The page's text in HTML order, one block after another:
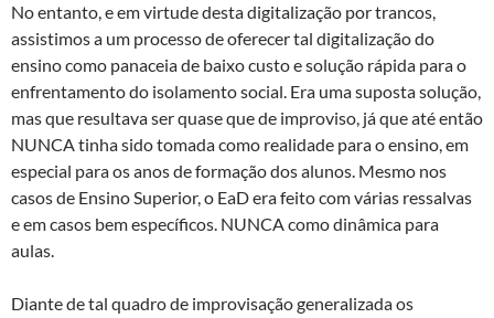
No entanto, e em virtude desta digitalização por trancos,
assistimos a um processo de oferecer tal digitalização do
ensino como panaceia de baixo custo e solução rápida para o
enfrentamento do isolamento social. Era uma suposta solução,
mas que resultava ser quase que de improviso, já que até então
NUNCA tinha sido tomada como realidade para o ensino, em
especial para os anos de formação dos alunos. Mesmo nos
casos de Ensino Superior, o EaD era feito com várias ressalvas
e em casos bem específicos. NUNCA como dinâmica para
aulas.
Diante de tal quadro de improvisação generalizada os